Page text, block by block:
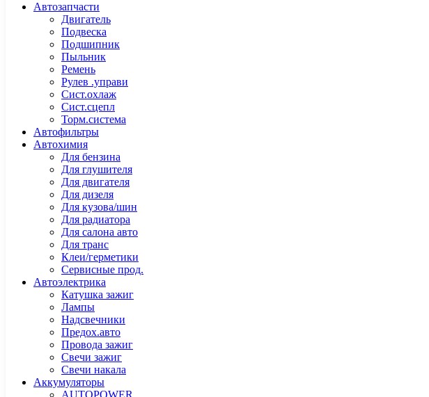
Автозапчасти
Двигатель
Подвеска
Подшипник
Пыльник
Ремень
Рулев .управи
Сист.охлаж
Сист.сцепл
Торм.система
Автофильтры
Автохимия
Для бензина
Для глушителя
Для двигателя
Для дизеля
Для кузова/шин
Для радиатора
Для салона авто
Для транс
Клеи/герметики
Сервисные прод.
Автоэлектрика
Катушка зажиг
Лампы
Надсвечники
Предох.авто
Провода зажиг
Свечи зажиг
Свечи накала
Аккумуляторы
AUTOPOWER